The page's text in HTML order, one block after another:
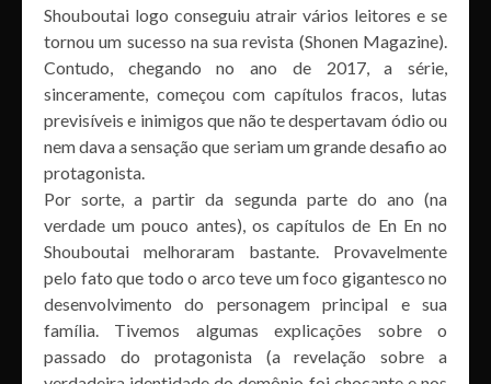
Shouboutai logo conseguiu atrair vários leitores e se
tornou um sucesso na sua revista (Shonen Magazine).
Contudo, chegando no ano de 2017, a série,
sinceramente, começou com capítulos fracos, lutas
previsíveis e inimigos que não te despertavam ódio ou
nem dava a sensação que seriam um grande desafio ao
protagonista.
Por sorte, a partir da segunda parte do ano (na
verdade um pouco antes), os capítulos de En En no
Shouboutai melhoraram bastante. Provavelmente
pelo fato que todo o arco teve um foco gigantesco no
desenvolvimento do personagem principal e sua
família. Tivemos algumas explicações sobre o
passado do protagonista (a revelação sobre a